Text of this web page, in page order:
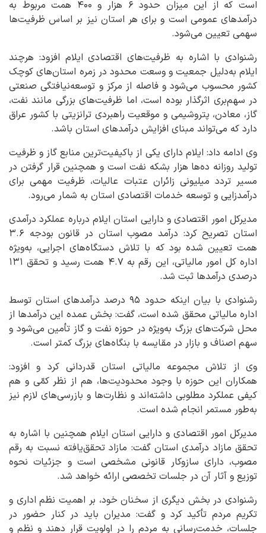
است که از این میزان حدود ۶ هزار و ۴۰۰ همت مربوط به
درآمدهای عمومی است و برای هر استان نیز بر اساس ظرفیت‌ها
سهمی تعیین می‌شود.
رشنوادی با اشاره به ظرفیت‌های اقتصادی ایلام افزود: هرچند
ایلام به‌دلیل جمعیت و وسعت محدود در زمره استان‌های کوچک
کشور محسوب می‌شود و فاصله از مرکز و توسعه‌نیافتگی صنعتی
در سهم‌بری اثرگذار بوده است، اما ظرفیت‌های بزرگی مانند نفت،
گاز، معادن، پتروشیمی و موقعیت راهبردی ترانزیتی با کشور عراق
دارد که می‌تواند مبنای افزایش درآمدهای استان باشد.
وی ادامه داد: ایلام دارای یکی از باکیفیت‌ترین منابع گاز و ظرفیت
تولید روزانه ده‌ها هزار بشکه نفت است و همچنین قرار گرفتن در
مسیر تردد میلیونی زائران عتبات عالیات، ظرفیت مهمی برای
درآمدزایی و توسعه خدمات اقتصادی استان به شمار می‌رود.
مدیرکل امور اقتصادی و دارایی استان ایلام درباره عملکرد درآمدی
استان تصریح کرد: درآمد مصوب استان در قانون بودجه ۳.۶
همت تعیین شده بود که با تلاش دستگاه‌های اجرایی، به‌ویژه
اداره کل امور مالیاتی، این رقم به ۴.۷ همت رسید و تحقق ۱۳۱
درصدی درآمدها ثبت شد.
رشنوادی با بیان اینکه حدود ۹۵ درصد درآمدهای استان توسط
اداره مالیاتی محقق شده است، گفت: بخش عمده این درآمدها از
محل شرکت‌های بزرگ به‌ویژه در حوزه نفت و گاز تأمین می‌شود و
سهم اصناف و بازار در مقایسه با بنگاه‌های بزرگ کمتر است.
وی از تلاش مجموعه مالیاتی استان قدردانی کرد و افزود:
همکاران این حوزه با وجود محدودیت‌ها، هم از نظر کمّی و هم
کیفی عملکرد مطلوبی داشته‌اند و نظارت‌ها و بازرسی‌های لازم نیز
به‌طور مستمر انجام شده است.
مدیرکل امور اقتصادی و دارایی استان ایلام همچنین با اشاره به
تحقق مازاد درآمدی استان گفت: مازاد تحقق‌یافته نسبت به رقم
مصوب، دارای سازوکار قانونی مشخصی است و جزئیات نحوه
توزیع و آثار آن در جلسات تخصصی ارائه خواهد شد.
رشنوادی در بخش دیگری از سخنان خود، بر اهمیت نظم اداری و
تکریم مردم تأکید کرد و گفت: مدیران باید در کنار حضور در
جلسات، خدمت‌رسانی به مردم را در اولویت قرار دهند و نظم و